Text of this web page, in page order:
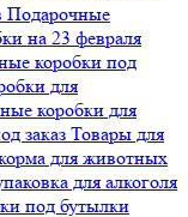
Подарочные
на 23 февраля
коробки под
для
коробки для
заказ Товары для
для животных
для алкоголя
под бутылки